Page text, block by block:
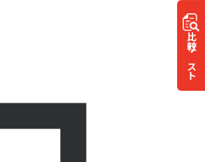
比較
リスト